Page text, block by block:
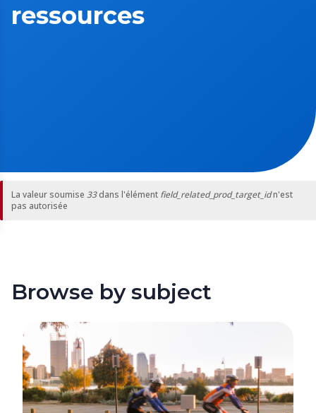
ressources
Message
La valeur soumise 33dans l'élément field_related_prod_target_idn'est
pas autorisée
Browse by subject